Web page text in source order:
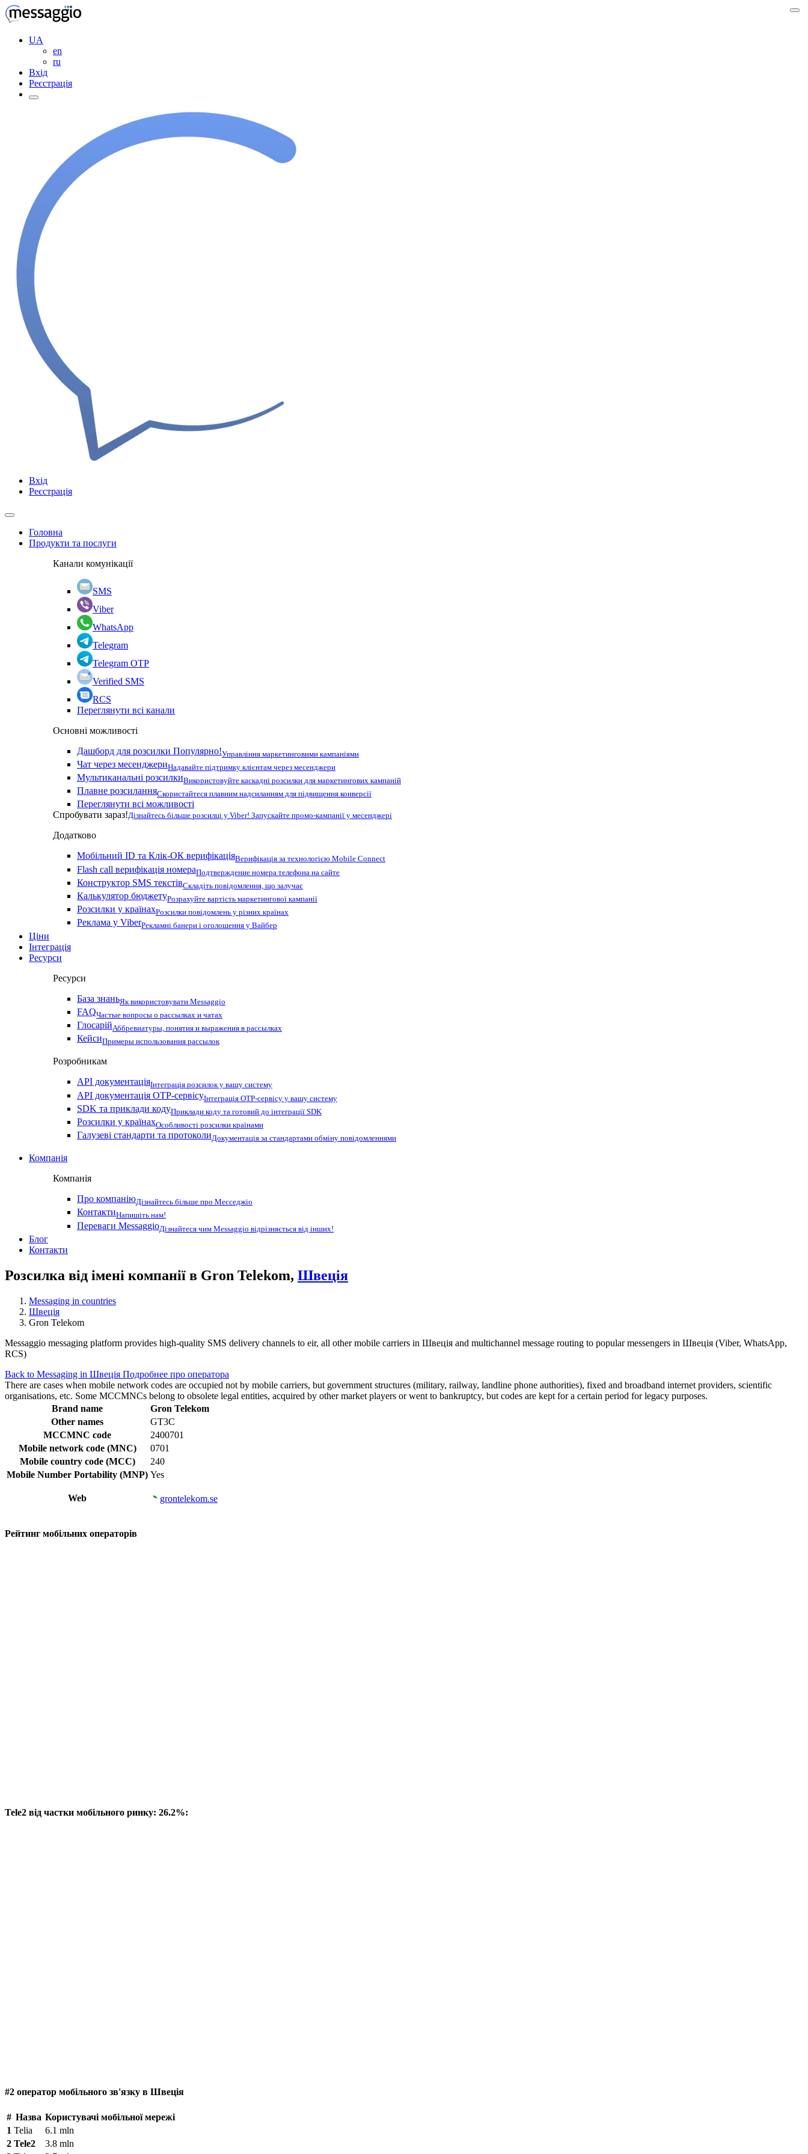
UA
en
ru
Вхід
Реєстрація
Вхід
Реєстрація
Головна
Продукти та послуги
Канали комунікації
SMS
Viber
WhatsApp
Telegram
Telegram OTP
Verified SMS
RCS
Переглянути всі канали
Основні можливості
Дашборд для розсилки Популярно!Управління маркетинговими кампаніями
Чат через месенджериНадавайте підтримку клієнтам через месенджери
Мультиканальні розсилкиВикористовуйте каскадні розсилки для маркетингових кампаній
Плавне розсиланняСкористайтеся плавним надсиланням для підвищення конверсії
Переглянути всі можливості
Спробувати зараз!Дізнайтесь більше розсилці у Viber! Запускайте промо-кампанії у месенджері
Додатково
Мобільний ID та Клік-ОК верифікаціяВерифікація за технологією Mobile Connect
Flash call верифікація номераПодтверждение номера телефона на сайте
Конструктор SMS текстівСкладіть повідомлення, що залучає
Калькулятор бюджетуРозрахуйте вартість маркетингової кампанії
Розсилки у країнахРозсилки повідомлень у різних країнах
Реклама у ViberРекламні банери і оголошення у Вайбер
Ціни
Інтеграція
Ресурси
Ресурси
База знаньЯк використовувати Messaggio
FAQЧастые вопросы о рассылках и чатах
ГлосарійАббревиатуры, понятия и выражения в рассылках
КейсиПримеры использования рассылок
Розробникам
API документаціяІнтеграція розсилок у вашу систему
API документація OTP-сервісуІнтеграція OTP-сервісу у вашу систему
SDK та приклади кодуПриклади коду та готовий до інтеграції SDK
Розсилки у країнахОсобливості розсилки країнами
Галузеві стандарти та протоколиДокументація за стандартами обміну повідомленнями
Компанія
Компанія
Про компаніюДізнайтесь більше про Месседжіо
КонтактиНапишіть нам!
Переваги MessaggioДізнайтеся чим Messaggio відрізняється від інших!
Блог
Контакти
Розсилка від імені компанії в Gron Telekom, Швеція
Messaging in countries
Швеція
Gron Telekom
Messaggio messaging platform provides high-quality SMS delivery channels to eir, all other mobile carriers in Швеція and multichannel message routing to popular messengers in Швеція (Viber, WhatsApp,
RCS)
Back to Messaging in Швеція Подробнее про оператора
There are cases when mobile network codes are occupied not by mobile carriers, but government structures (military, railway, landline phone authorities), fixed and broadband internet providers, scientific
organisations, etc. Some MCCMNCs belong to obsolete legal entities, acquired by other market players or went to bankruptcy, but codes are kept for a certain period for legacy purposes.
Brand name
Gron Telekom
Other names
GT3C
MCCMNC code
2400701
Mobile network code (MNC)
0701
Mobile country code (MCC)
240
Mobile Number Portability (MNP) Yes
Web grontelekom.se
Рейтинг мобільних операторів
Tele2 від частки мобільного ринку: 26.2%:
#2 оператор мобільного зв'язку в Швеція
# Назва Користувачі мобільної мережі
1 Telia
6.1 mln
2 Tele2
3.8 mln